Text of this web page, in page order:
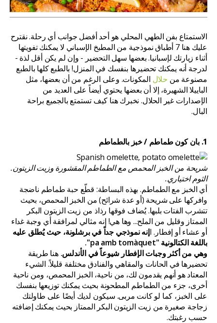
الاستمتاع بفن الطهي المحلي هو أحد أفضل جوانب أي رحلة. نقترح
عليك هنا 7 أطباق نموذجية من المطبخ الإسباني لا يمكنك تفويتها
أثناء زيارتك لإسبانيا. بعضها سهل التحضير - وإن لم يكن أقل لذة -
لدرجة أنه يمكنك تحضيرها بنفسك في المنزل! بالطبع كلها بالطبع
مصنوعة من حلال المكونات. وعلى الرغم من أن بعضها، مثل
الباييلا الشهيرة، إلا أن بعضها يحتوي أيضاً على العديد من
الإصدارات غير الحلال. نخبرك هنا كيف تستمتع بالجميع براحة
البال.
1. بان كون طماطم / خبز بالطماطم
شريحة من الخبز المحمص مع الطماطم المقشورة وزيت الزيتون.
الثوم اختياري.
أي الخبز مع الطماطم. بهذه البساطة: قطّع حبة طماطم ناضجة
وافركها على شريحة (أو عدة شرائح) من الخبز المحمص، بحيث
تتشرب الفتات بلبها. يُضاف فوقها رذاذ من زيت الزيتون البكر
الممتاز وقليل من الملح... وها هي! إنه مثالي لمرافقة أي وجبة غداء
أو عشاء أو إفطار. I إنه نموذجي جداً في برشلونة، حيث يُطلق عليه
باللغة الكتالونية "pa amb tomàquet".
وهي من أكثر وجبات الإفطار شيوعاً في الأندلس.هنا طريقة
تحضيرها في الحانات والمقاهي والفنادق مختلفة قليلاً. الشيء
المعتاد هو أنهم يقدمون لك، من ناحية، الخبز المحمص، ومن ناحية
أخرى، جزء من الطماطم المطحونة بحيث يمكنك توزيعها بنفسك
على الخبز، كما لو كانت مربى. سيكون لديك أيضًا على طاولتك
زجاجة صغيرة من زيت الزيتون البكر الممتاز بحيث يمكنك إضافته
حسب رغبتك.